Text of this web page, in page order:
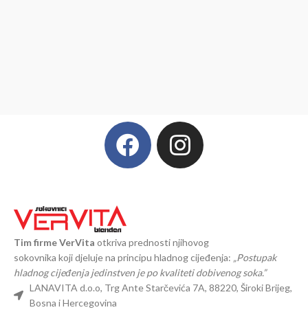
Tim firme VerVita otkriva prednosti njihovog
sokovnika koji djeluje na principu hladnog cijeđenja: „Postupak
hladnog cijeđenja jedinstven je po kvaliteti dobivenog soka.”
LANAVITA d.o.o, Trg Ante Starčevića 7A, 88220, Široki Brijeg,
Bosna i Hercegovina